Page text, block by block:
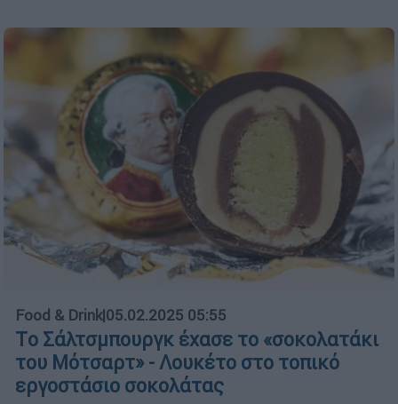
Food & Drink|05.02.2025 05:55
Tο Σάλτσμπουργκ έχασε το «σοκολατάκι
του Μότσαρτ» - Λουκέτο στο τοπικό
εργοστάσιο σοκολάτας